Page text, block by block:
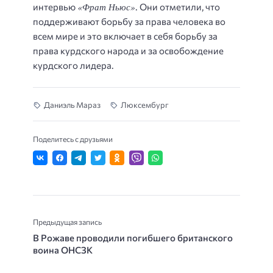
интервью «Фрат Ньюс». Они отметили, что
поддерживают борьбу за права человека во
всем мире и это включает в себя борьбу за
права курдского народа и за освобождение
курдского лидера.
Даниэль Мараз Люксембург
Поделитесь с друзьями
Предыдущая запись
В Рожаве проводили погибшего британского
воина ОНСЗК